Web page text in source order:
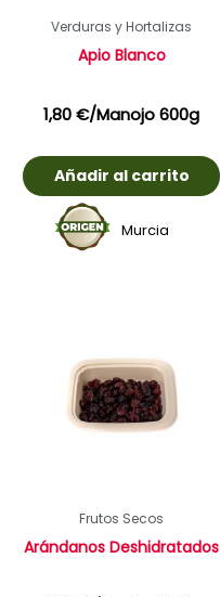
Verduras y Hortalizas
Apio Blanco
1,80€/Manojo 600g
Añadir al carrito
Murcia
Frutos Secos
Arándanos Deshidratados